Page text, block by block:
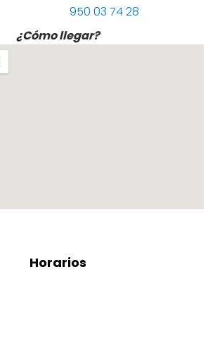
950 03 74 28
¿Cómo llegar?
Horarios